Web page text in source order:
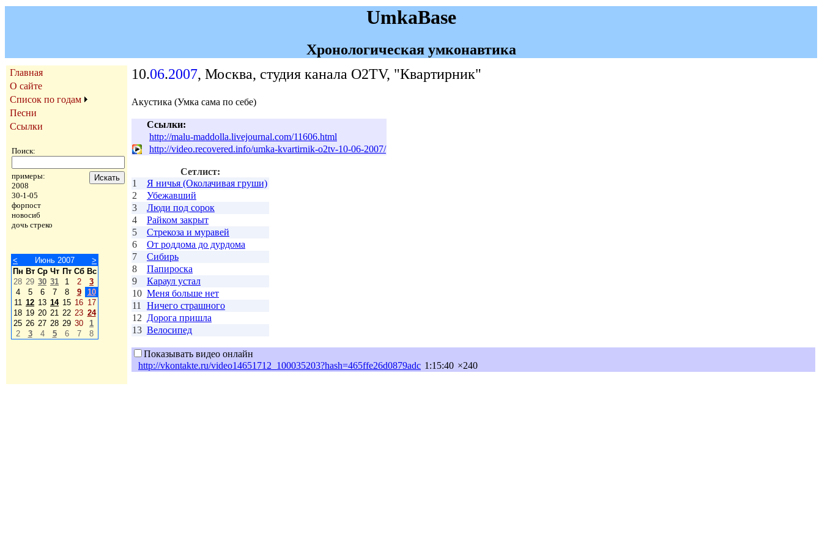
UmkaBase
Хронологическая умконавтика
Главная
О сайте
Список по годам
Песни
Ссылки
Поиск:
примеры:
2008
30-1-05
форпост
новосиб
дочь стреко
< Июнь 2007
>
Пн Вт Ср Чт Пт Сб Вс
28 29 30 31 1 2
3
4
5 6 7 8 9
10
11 12 13 14 15 16 17
18 19 20 21 22 23 24
25 26 27 28 29 30
1
2
3 4 5 6 7 8
10.06.2007, Москва, студия канала O2TV, "Квартирник"
Акустика (Умка сама по себе)
Ссылки:
http://malu-maddolla.livejournal.com/11606.html
http://video.recovered.info/umka-kvartirnik-o2tv-10-06-2007/
Сетлист:
1
Я ничья (Околачивая груши)
2
Убежавший
3
Люди под сорок
4
Райком закрыт
5
Стрекоза и муравей
6
От роддома до дурдома
7
Сибирь
8
Папироска
9
Караул устал
10 Меня больше нет
11 Ничего страшного
12 Дорога пришла
13 Велосипед
Показывать видео онлайн
http://vkontakte.ru/video14651712_100035203?hash=465ffe26d0879adc 1:15:40 ×240